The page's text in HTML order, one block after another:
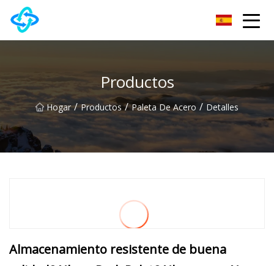
Productos
Hogar / Productos / Paleta De Acero / Detalles
Almacenamiento resistente de buena